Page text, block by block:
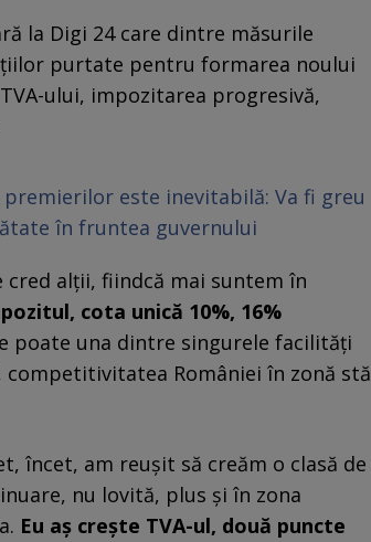
la Digi 24 care dintre măsurile
purtate pentru formarea noului
ului, impozitarea progresivă,
este inevitabilă: Va fi greu
în fruntea guvernului
cred alții, fiindcă mai suntem în
cota unică 10%, 16%
poate una dintre singurele facilități
României în zonă stă
încet, am reușit să creăm o clasă de
nu lovită, plus și în zona
Eu aș crește TVA-ul, două puncte